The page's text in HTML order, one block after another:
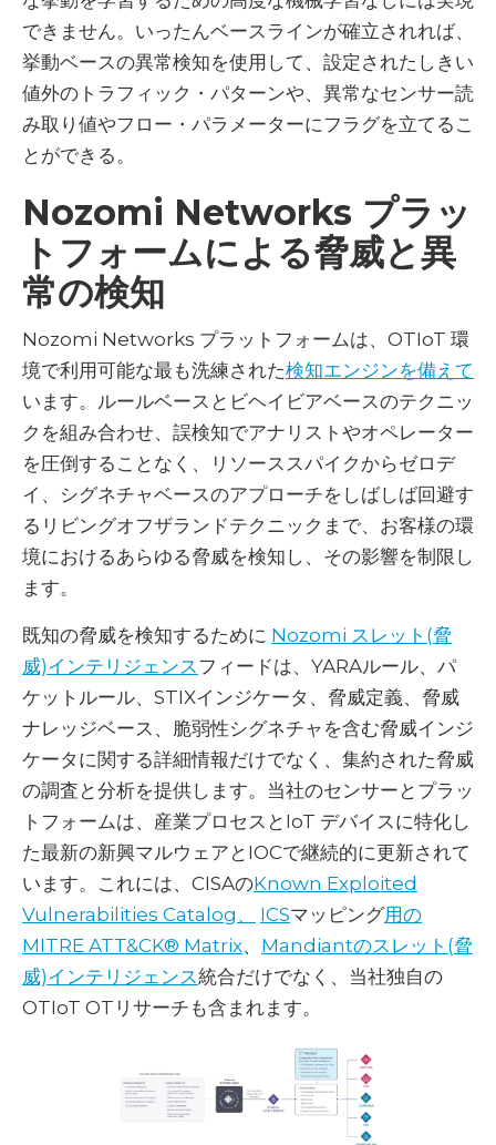
できません。いったんベースラインが確立されれば、
挙動ベースの異常検知を使用して、設定されたしきい
値外のトラフィック・パターンや、異常なセンサー読
み取り値やフロー・パラメーターにフラグを立てるこ
とができる。
Nozomi Networks プラッ
トフォームによる脅威と異
常の検知
Nozomi Networks プラットフォームは、OTIoT 環
境で利用可能な最も洗練された検知エンジンを備えて
います。ルールベースとビヘイビアベースのテクニッ
クを組み合わせ、誤検知でアナリストやオペレーター
を圧倒することなく、リソーススパイクからゼロデ
イ、シグネチャベースのアプローチをしばしば回避す
るリビングオフザランドテクニックまで、お客様の環
境におけるあらゆる脅威を検知し、その影響を制限し
ます。
既知の脅威を検知するために Nozomi スレット(脅
威)インテリジェンスフィードは、YARAルール、パ
ケットルール、STIXインジケータ、脅威定義、脅威
ナレッジベース、脆弱性シグネチャを含む脅威インジ
ケータに関する詳細情報だけでなく、集約された脅威
の調査と分析を提供します。当社のセンサーとプラッ
トフォームは、産業プロセスとIoT デバイスに特化し
た最新の新興マルウェアとIOCで継続的に更新されて
います。これには、CISAのKnown Exploited
Vulnerabilities Catalog、
ICSマッピング用の
MITRE ATT&CK® Matrix、 Mandiantのスレット(脅
威)インテリジェンス統合だけでなく、当社独自の
OTIoT OTリサーチも含まれます。